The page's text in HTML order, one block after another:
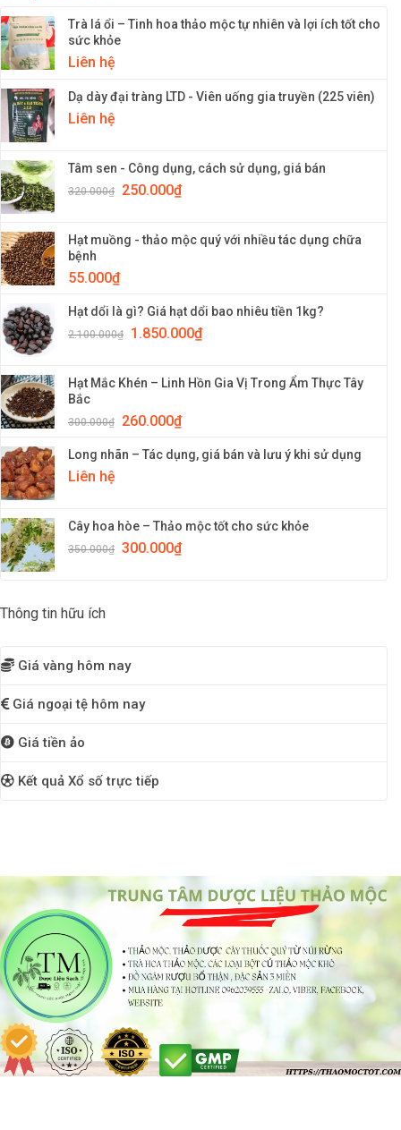
Trà lá ổi – Tinh hoa thảo mộc tự nhiên và lợi ích tốt cho
sức khỏe
Liên hệ
Dạ dày đại tràng LTD - Viên uống gia truyền (225 viên)
Liên hệ
Tâm sen - Công dụng, cách sử dụng, giá bán
320.000₫ 250.000₫
Hạt muồng - thảo mộc quý với nhiều tác dụng chữa
bệnh
55.000₫
Hạt dổi là gì? Giá hạt dổi bao nhiêu tiền 1kg?
2.100.000₫ 1.850.000₫
Hạt Mắc Khén – Linh Hồn Gia Vị Trong Ẩm Thực Tây
Bắc
300.000₫ 260.000₫
Long nhãn – Tác dụng, giá bán và lưu ý khi sử dụng
Liên hệ
Cây hoa hòe – Thảo mộc tốt cho sức khỏe
350.000₫ 300.000₫
Thông tin hữu ích
Giá vàng hôm nay
Giá ngoại tệ hôm nay
Giá tiền ảo
Kết quả Xổ số trực tiếp